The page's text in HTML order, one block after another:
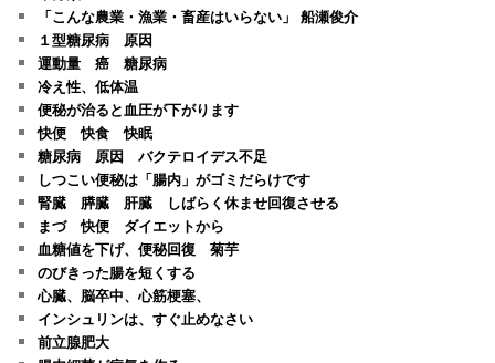
「こんな農業・漁業・畜産はいらない」 船瀬俊介
１型糖尿病 原因
運動量 癌 糖尿病
冷え性、低体温
便秘が治ると血圧が下がります
快便 快食 快眠
糖尿病 原因 バクテロイデス不足
しつこい便秘は「腸内」がゴミだらけです
腎臓 膵臓 肝臓 しばらく休ませ回復させる
まづ 快便 ダイエットから
血糖値を下げ、便秘回復 菊芋
のびきった腸を短くする
心臓、脳卒中、心筋梗塞、
インシュリンは、すぐ止めなさい
前立腺肥大